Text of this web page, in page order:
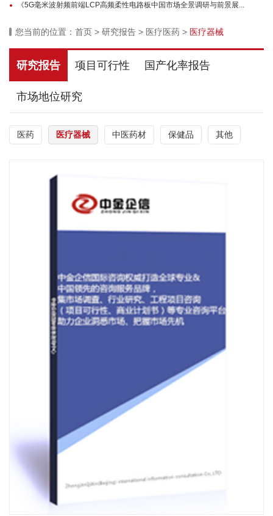
《5G毫米波射频前端LCP高频柔性电路板中国市场全景调研与前景展...
您当前的位置： 首页 > 研究报告 > 医疗医药 > 医疗器械
研究报告 项目可行性 国产化率报告
市场地位研究
医药 医疗器械 中医药材 保健品 其他